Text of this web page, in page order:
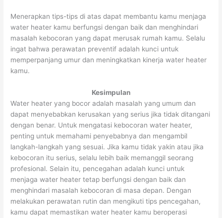
Menerapkan tips-tips di atas dapat membantu kamu menjaga
water heater kamu berfungsi dengan baik dan menghindari
masalah kebocoran yang dapat merusak rumah kamu. Selalu
ingat bahwa perawatan preventif adalah kunci untuk
memperpanjang umur dan meningkatkan kinerja water heater
kamu.
Kesimpulan
Water heater yang bocor adalah masalah yang umum dan
dapat menyebabkan kerusakan yang serius jika tidak ditangani
dengan benar. Untuk mengatasi kebocoran water heater,
penting untuk memahami penyebabnya dan mengambil
langkah-langkah yang sesuai. Jika kamu tidak yakin atau jika
kebocoran itu serius, selalu lebih baik memanggil seorang
profesional. Selain itu, pencegahan adalah kunci untuk
menjaga water heater tetap berfungsi dengan baik dan
menghindari masalah kebocoran di masa depan. Dengan
melakukan perawatan rutin dan mengikuti tips pencegahan,
kamu dapat memastikan water heater kamu beroperasi